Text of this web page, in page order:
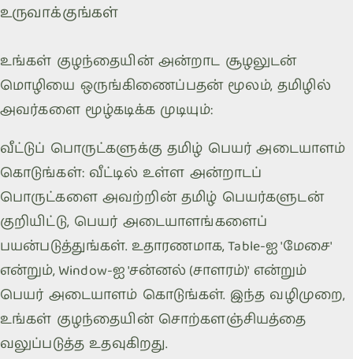
உருவாக்குங்கள்
உங்கள் குழந்தையின் அன்றாட சூழலுடன்
மொழியை ஒருங்கிணைப்பதன் மூலம், தமிழில்
அவர்களை மூழ்கடிக்க முடியும்:
வீட்டுப் பொருட்களுக்கு தமிழ் பெயர் அடையாளம்
கொடுங்கள்: வீட்டில் உள்ள அன்றாடப்
பொருட்களை அவற்றின் தமிழ் பெயர்களுடன்
குறியிட்டு, பெயர் அடையாளங்களைப்
பயன்படுத்துங்கள். உதாரணமாக, Table-ஐ 'மேசை'
என்றும், Window-ஐ 'சன்னல் (சாளரம்)' என்றும்
பெயர் அடையாளம் கொடுங்கள். இந்த வழிமுறை,
உங்கள் குழந்தையின் சொற்களஞ்சியத்தை
வலுப்படுத்த உதவுகிறது.